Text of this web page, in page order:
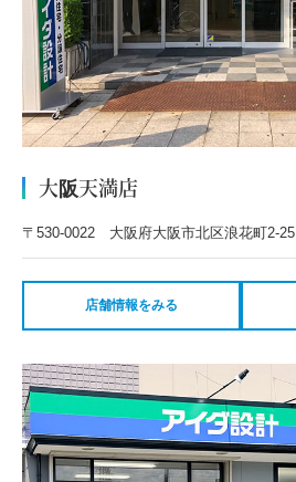
大阪天満店
〒530-0022 大阪府大阪市北区浪花町2-25
店舗情報をみる